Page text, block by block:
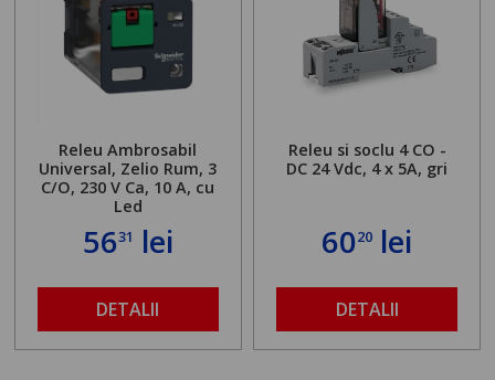
Releu Ambrosabil
Universal, Zelio Rum, 3
C/O, 230 V Ca, 10 A, cu
Led
5631 lei
DETALII
Releu si soclu 4 CO -
DC 24 Vdc, 4 x 5A, gri
6020 lei
DETALII